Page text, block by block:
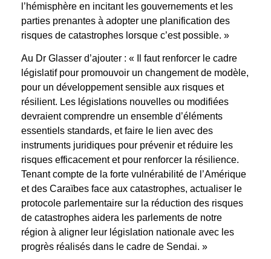
l’hémisphère en incitant les gouvernements et les
parties prenantes à adopter une planification des
risques de catastrophes lorsque c’est possible. »
Au Dr Glasser d’ajouter : « Il faut renforcer le cadre
législatif pour promouvoir un changement de modèle,
pour un développement sensible aux risques et
résilient. Les législations nouvelles ou modifiées
devraient comprendre un ensemble d’éléments
essentiels standards, et faire le lien avec des
instruments juridiques pour prévenir et réduire les
risques efficacement et pour renforcer la résilience.
Tenant compte de la forte vulnérabilité de l’Amérique
et des Caraïbes face aux catastrophes, actualiser le
protocole parlementaire sur la réduction des risques
de catastrophes aidera les parlements de notre
région à aligner leur législation nationale avec les
progrès réalisés dans le cadre de Sendai. »